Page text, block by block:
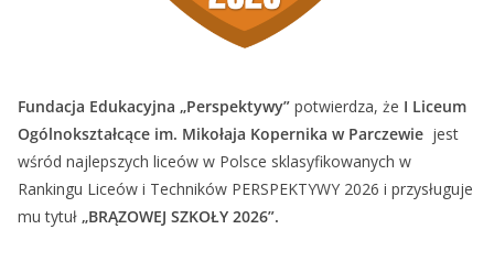
Fundacja Edukacyjna „Perspektywy” potwierdza, że I Liceum
Ogólnokształcące im. Mikołaja Kopernika w Parczewie jest
wśród najlepszych liceów w Polsce sklasyfikowanych w
Rankingu Liceów i Techników PERSPEKTYWY 2026 i przysługuje
mu tytuł „BRĄZOWEJ SZKOŁY 2026”.